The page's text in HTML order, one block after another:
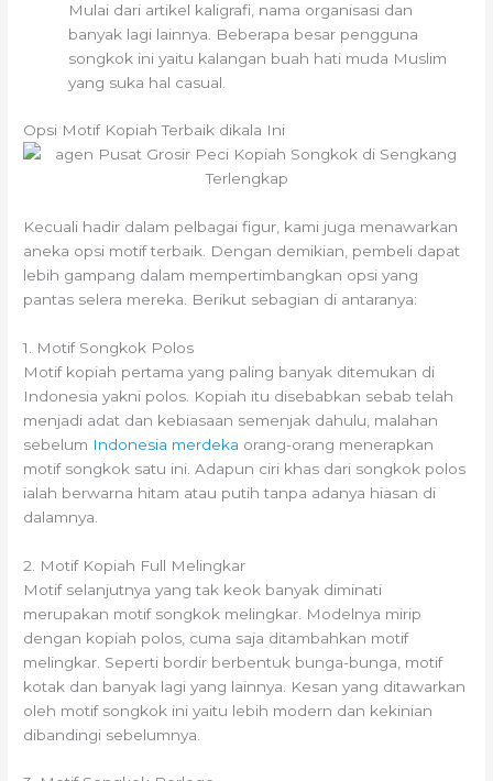
Mulai dari artikel kaligrafi, nama organisasi dan
banyak lagi lainnya. Beberapa besar pengguna
songkok ini yaitu kalangan buah hati muda Muslim
yang suka hal casual.
Opsi Motif Kopiah Terbaik dikala Ini
Kecuali hadir dalam pelbagai figur, kami juga menawarkan
aneka opsi motif terbaik. Dengan demikian, pembeli dapat
lebih gampang dalam mempertimbangkan opsi yang
pantas selera mereka. Berikut sebagian di antaranya:
1. Motif Songkok Polos
Motif kopiah pertama yang paling banyak ditemukan di
Indonesia yakni polos. Kopiah itu disebabkan sebab telah
menjadi adat dan kebiasaan semenjak dahulu, malahan
sebelum Indonesia merdeka orang-orang menerapkan
motif songkok satu ini. Adapun ciri khas dari songkok polos
ialah berwarna hitam atau putih tanpa adanya hiasan di
dalamnya.
2. Motif Kopiah Full Melingkar
Motif selanjutnya yang tak keok banyak diminati
merupakan motif songkok melingkar. Modelnya mirip
dengan kopiah polos, cuma saja ditambahkan motif
melingkar. Seperti bordir berbentuk bunga-bunga, motif
kotak dan banyak lagi yang lainnya. Kesan yang ditawarkan
oleh motif songkok ini yaitu lebih modern dan kekinian
dibandingi sebelumnya.